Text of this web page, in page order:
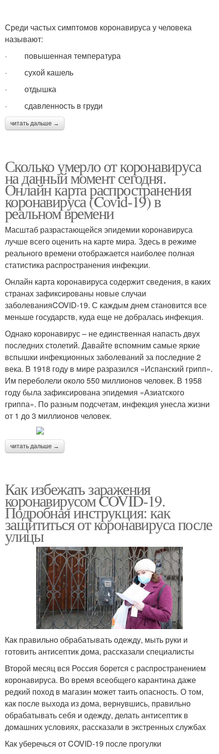
Среди частых симптомов коронавируса у человека
называют:
· повышенная температура
· сухой кашель
· отдышка
· сдавленность в груди
читать дальше →
Сколько умерло от коронавируса
на данный момент сегодня.
Онлайн карта распространения
коронавируса (Covid-19) в
реальном времени
Масштаб разрастающейся эпидемии коронавируса
лучше всего оценить на карте мира. Здесь в режиме
реального времени отображается наиболее полная
статистика распространения инфекции.
Онлайн карта коронавируса содержит сведения, в каких
странах зафиксированы новые случаи
заболеванияCOVID-19. С каждым днем становится все
меньше государств, куда еще не добралась инфекция.
Однако коронавирус – не единственная напасть двух
последних столетий. Давайте вспомним самые яркие
вспышки инфекционных заболеваний за последние 2
века. В 1918 году в мире разразился «Испанский грипп».
Им переболели около 550 миллионов человек. В 1958
году была зафиксирована эпидемия «Азиатского
гриппа». По разным подсчетам, инфекция унесла жизни
от 1 до 3 миллионов человек.
читать дальше →
Как избежать заражения
коронавирусом COVID-19.
Подробная инструкция: как
защититься от коронавируса после
улицы
Как правильно обрабатывать одежду, мыть руки и
готовить антисептик дома, рассказали специалисты
Второй месяц вся Россия борется с распространением
коронавируса. Во время всеобщего карантина даже
редкий поход в магазин может таить опасность. О том,
как после выхода из дома, вернувшись, правильно
обрабатывать себя и одежду, делать антисептик в
домашних условиях, рассказали в экстренных службах
Как уберечься от COVID-19 после прогулки